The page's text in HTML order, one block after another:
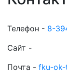
Телефон - 8-
Сайт -
Почта - fku-ok-